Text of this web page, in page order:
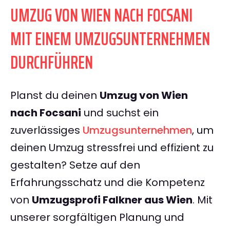
UMZUG VON WIEN NACH FOCSANI
MIT EINEM UMZUGSUNTERNEHMEN
DURCHFÜHREN
Planst du deinen Umzug von Wien
nach Focsani und suchst ein
zuverlässiges Umzugsunternehmen, um
deinen Umzug stressfrei und effizient zu
gestalten? Setze auf den
Erfahrungsschatz und die Kompetenz
von Umzugsprofi Falkner aus Wien. Mit
unserer sorgfältigen Planung und